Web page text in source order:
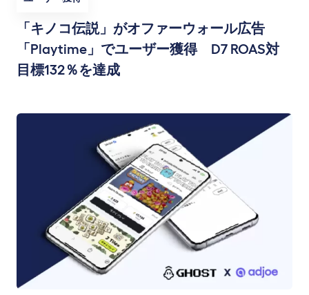
「キノコ伝説」がオファーウォール広告
「Playtime」でユーザー獲得 D7 ROAS対
目標132％を達成